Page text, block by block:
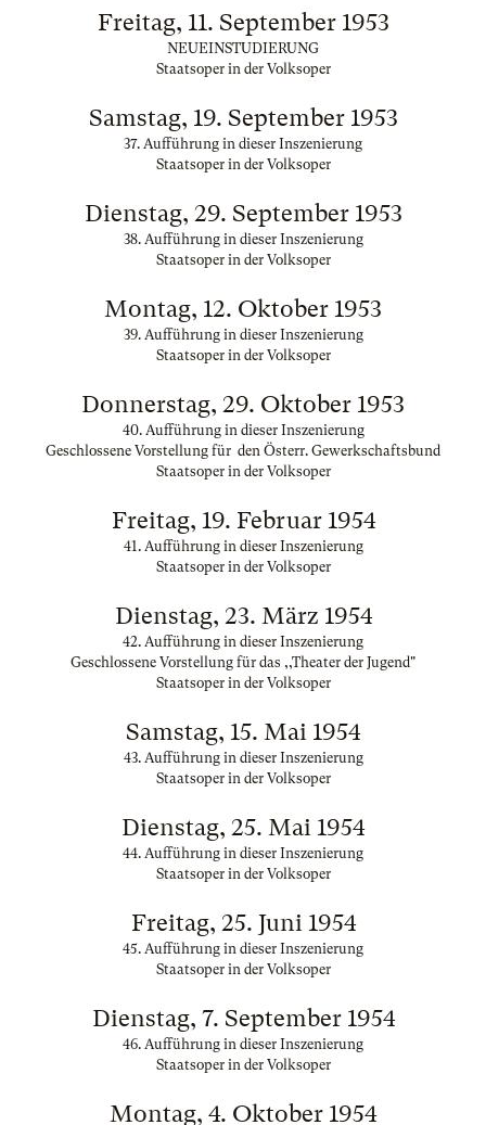
Freitag, 11. September 1953
NEUEINSTUDIERUNG
Staatsoper in der Volksoper
Samstag, 19. September 1953
37. Aufführung in dieser Inszenierung
Staatsoper in der Volksoper
Dienstag, 29. September 1953
38. Aufführung in dieser Inszenierung
Staatsoper in der Volksoper
Montag, 12. Oktober 1953
39. Aufführung in dieser Inszenierung
Staatsoper in der Volksoper
Donnerstag, 29. Oktober 1953
40. Aufführung in dieser Inszenierung
Geschlossene Vorstellung für den Österr. Gewerkschaftsbund
Staatsoper in der Volksoper
Freitag, 19. Februar 1954
41. Aufführung in dieser Inszenierung
Staatsoper in der Volksoper
Dienstag, 23. März 1954
42. Aufführung in dieser Inszenierung
Geschlossene Vorstellung für das ,,Theater der Jugend"
Staatsoper in der Volksoper
Samstag, 15. Mai 1954
43. Aufführung in dieser Inszenierung
Staatsoper in der Volksoper
Dienstag, 25. Mai 1954
44. Aufführung in dieser Inszenierung
Staatsoper in der Volksoper
Freitag, 25. Juni 1954
45. Aufführung in dieser Inszenierung
Staatsoper in der Volksoper
Dienstag, 7. September 1954
46. Aufführung in dieser Inszenierung
Staatsoper in der Volksoper
Montag, 4. Oktober 1954